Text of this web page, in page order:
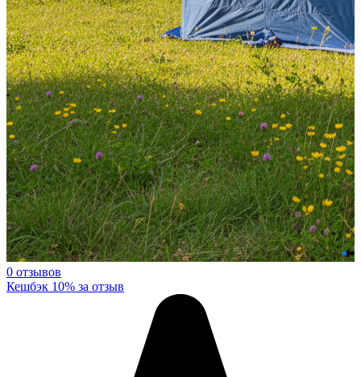
0 отзывов
Кешбэк 10% за отзыв